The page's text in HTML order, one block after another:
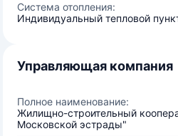
Система отопления:
Индивидуальный тепловой
Управляющая компания
Полное наименование:
Жилищно-строительный
Московской эстрады"